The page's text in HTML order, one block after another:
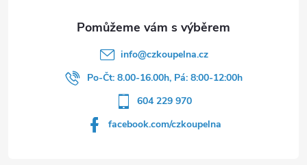
info@czkoupelna.cz
Po-Čt: 8.00-16.00h, Pá: 8:00-12:00h
604 229 970
facebook.com/czkoupelna